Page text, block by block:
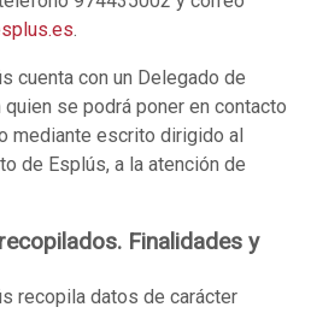
.
cuenta con un Delegado de
se podrá poner en contacto
mediante escrito dirigido al
de Esplús, a la atención de
Finalidades y
recopila datos de carácter